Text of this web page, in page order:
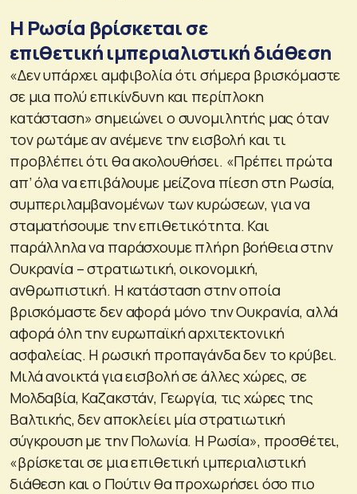
Η Ρωσία βρίσκεται σε
επιθετική ιμπεριαλιστική διάθεση
«Δεν υπάρχει αμφιβολία ότι σήμερα βρισκόμαστε
σε μια πολύ επικίνδυνη και περίπλοκη
κατάσταση» σημειώνει ο συνομιλητής μας όταν
τον ρωτάμε αν ανέμενε την εισβολή και τι
προβλέπει ότι θα ακολουθήσει. «Πρέπει πρώτα
απ’ όλα να επιβάλουμε μείζονα πίεση στη Ρωσία,
συμπεριλαμβανομένων των κυρώσεων, για να
σταματήσουμε την επιθετικότητα. Και
παράλληλα να παράσχουμε πλήρη βοήθεια στην
Ουκρανία – στρατιωτική, οικονομική,
ανθρωπιστική. Η κατάσταση στην οποία
βρισκόμαστε δεν αφορά μόνο την Ουκρανία, αλλά
αφορά όλη την ευρωπαϊκή αρχιτεκτονική
ασφαλείας. Η ρωσική προπαγάνδα δεν το κρύβει.
Μιλά ανοικτά για εισβολή σε άλλες χώρες, σε
Μολδαβία, Καζακστάν, Γεωργία, τις χώρες της
Βαλτικής, δεν αποκλείει μία στρατιωτική
σύγκρουση με την Πολωνία. Η Ρωσία», προσθέτει,
«βρίσκεται σε μια επιθετική ιμπεριαλιστική
διάθεση και ο Πούτιν θα προχωρήσει όσο πιο